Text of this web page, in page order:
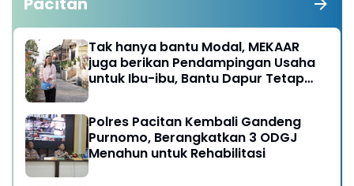
Tak hanya bantu Modal, MEKAAR
juga berikan Pendampingan Usaha
untuk Ibu-ibu, Bantu Dapur Tetap
Polres Pacitan Kembali Gandeng
Purnomo, Berangkatkan 3 ODGJ
Menahun untuk Rehabilitasi